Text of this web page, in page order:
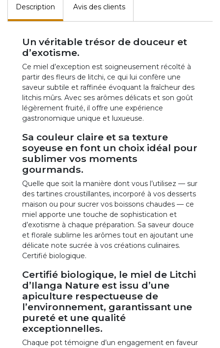
Description Avis des clients
Un véritable trésor de douceur et
d’exotisme.
Ce miel d’exception est soigneusement récolté à
partir des fleurs de litchi, ce qui lui confère une
saveur subtile et raffinée évoquant la fraîcheur des
litchis mûrs. Avec ses arômes délicats et son goût
légèrement fruité, il offre une expérience
gastronomique unique et luxueuse.
Sa couleur claire et sa texture
soyeuse en font un choix idéal pour
sublimer vos moments
gourmands.
Quelle que soit la manière dont vous l’utilisez — sur
des tartines croustillantes, incorporé à vos desserts
maison ou pour sucrer vos boissons chaudes — ce
miel apporte une touche de sophistication et
d’exotisme à chaque préparation. Sa saveur douce
et florale sublime les arômes tout en ajoutant une
délicate note sucrée à vos créations culinaires.
Certifié biologique.
Certifié biologique, le miel de Litchi
d’Ilanga Nature est issu d’une
apiculture respectueuse de
l’environnement, garantissant une
pureté et une qualité
exceptionnelles.
Chaque pot témoigne d’un engagement en faveur